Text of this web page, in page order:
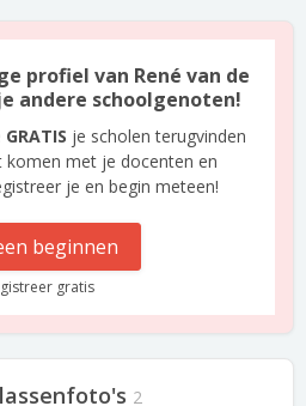
profiel van René van de
andere schoolgenoten!
GRATIS je scholen terugvinden
komen met je docenten en
je en begin meteen!
beginnen
gratis
2